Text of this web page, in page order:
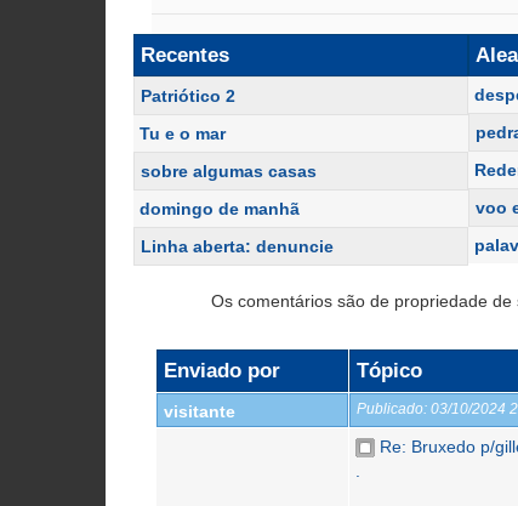
Recentes
Patriótico 2
Tu e o mar
sobre algumas casas
domingo de manhã
Linha aberta: denuncie
voo
Os comentários são de propriedade
Enviado por Tópico
visitante Publicado: 03/10/2024
Re: Bruxedo p/